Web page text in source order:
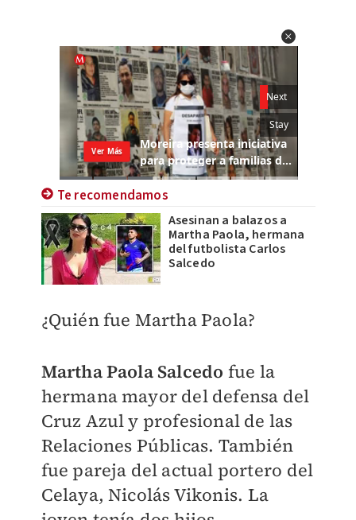
Te recomendamos
Asesinan a balazos a
Martha Paola, hermana
del futbolista Carlos
Salcedo
¿Quién fue Martha Paola?
Martha Paola Salcedo fue la
hermana mayor del defensa del
Cruz Azul y profesional de las
Relaciones Públicas. También
fue pareja del actual portero del
Celaya, Nicolás Vikonis. La